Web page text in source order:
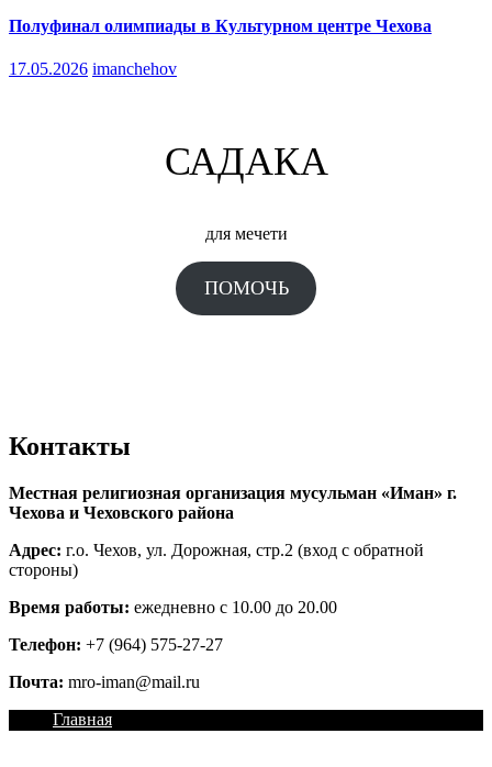
Полуфинал олимпиады в Культурном центре Чехова
17.05.2026 imanchehov
САДАКА
для мечети
ПОМОЧЬ
Контакты
Местная религиозная организация мусульман «Иман» г.
Чехова и Чеховского района
Адрес: г.о. Чехов, ул. Дорожная, стр.2 (вход с обратной
стороны)
Время работы: ежедневно с 10.00 до 20.00
Телефон: +7 (964) 575-27-27
Почта: mro-iman@mail.ru
Главная